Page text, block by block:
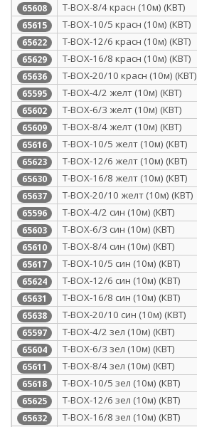
65608 Т-BOX-8/4 красн (10м) (КВТ)
65615 Т-BOX-10/5 красн (10м) (КВТ)
65622 Т-BOX-12/6 красн (10м) (КВТ)
65629 Т-BOX-16/8 красн (10м) (КВТ)
65636 Т-BOX-20/10 красн (10м) (КВТ)
65595 Т-BOX-4/2 желт (10м) (КВТ)
65602 Т-BOX-6/3 желт (10м) (КВТ)
65609 Т-BOX-8/4 желт (10м) (КВТ)
65616 Т-BOX-10/5 желт (10м) (КВТ)
65623 Т-BOX-12/6 желт (10м) (КВТ)
65630 Т-BOX-16/8 желт (10м) (КВТ)
65637 Т-BOX-20/10 желт (10м) (КВТ)
65596 Т-BOX-4/2 син (10м) (КВТ)
65603 Т-BOX-6/3 син (10м) (КВТ)
65610 Т-BOX-8/4 син (10м) (КВТ)
65617 Т-BOX-10/5 син (10м) (КВТ)
65624 Т-BOX-12/6 син (10м) (КВТ)
65631 Т-BOX-16/8 син (10м) (КВТ)
65638 Т-BOX-20/10 син (10м) (КВТ)
65597 Т-BOX-4/2 зел (10м) (КВТ)
65604 Т-BOX-6/3 зел (10м) (КВТ)
65611 Т-BOX-8/4 зел (10м) (КВТ)
65618 Т-BOX-10/5 зел (10м) (КВТ)
65625 Т-BOX-12/6 зел (10м) (КВТ)
65632 Т-BOX-16/8 зел (10м) (КВТ)